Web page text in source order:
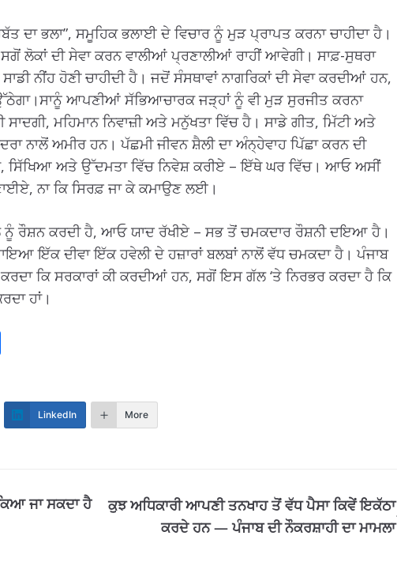
ਦਾ ਭਲਾ”, ਸਮੂਹਿਕ ਭਲਾਈ ਦੇ ਵਿਚਾਰ ਨੂੰ ਮੁੜ ਪ੍ਰਾਪਤ ਕਰਨਾ ਚਾਹੀਦਾ ਹੈ।
ਲੋਕਾਂ ਦੀ ਸੇਵਾ ਕਰਨ ਵਾਲੀਆਂ ਪ੍ਰਣਾਲੀਆਂ ਰਾਹੀਂ ਆਵੇਗੀ। ਸਾਫ਼-ਸੁਥਰਾ
ਨੀਂਹ ਹੋਣੀ ਚਾਹੀਦੀ ਹੈ। ਜਦੋਂ ਸੰਸਥਾਵਾਂ ਨਾਗਰਿਕਾਂ ਦੀ ਸੇਵਾ ਕਰਦੀਆਂ ਹਨ,
ਉੱਠੇਗਾ।ਸਾਨੂੰ ਆਪਣੀਆਂ ਸੱਭਿਆਚਾਰਕ ਜੜ੍ਹਾਂ ਨੂੰ ਵੀ ਮੁੜ ਸੁਰਜੀਤ ਕਰਨਾ
ਸਾਦਗੀ, ਮਹਿਮਾਨ ਨਿਵਾਜ਼ੀ ਅਤੇ ਮਨੁੱਖਤਾ ਵਿੱਚ ਹੈ। ਸਾਡੇ ਗੀਤ, ਮਿੱਟੀ ਅਤੇ
ਨਾਲੋਂ ਅਮੀਰ ਹਨ। ਪੱਛਮੀ ਜੀਵਨ ਸ਼ੈਲੀ ਦਾ ਅੰਨ੍ਹੇਵਾਹ ਪਿੱਛਾ ਕਰਨ ਦੀ
ਸਿੱਖਿਆ ਅਤੇ ਉੱਦਮਤਾ ਵਿੱਚ ਨਿਵੇਸ਼ ਕਰੀਏ – ਇੱਥੇ ਘਰ ਵਿੱਚ। ਆਓ ਅਸੀਂ
ਨਾ ਕਿ ਸਿਰਫ਼ ਜਾ ਕੇ ਕਮਾਉਣ ਲਈ।
ਰੌਸ਼ਨ ਕਰਦੀ ਹੈ, ਆਓ ਯਾਦ ਰੱਖੀਏ – ਸਭ ਤੋਂ ਚਮਕਦਾਰ ਰੌਸ਼ਨੀ ਦਇਆ ਹੈ।
ਇੱਕ ਦੀਵਾ ਇੱਕ ਹਵੇਲੀ ਦੇ ਹਜ਼ਾਰਾਂ ਬਲਬਾਂ ਨਾਲੋਂ ਵੱਧ ਚਮਕਦਾ ਹੈ। ਪੰਜਾਬ
ਕਿ ਸਰਕਾਰਾਂ ਕੀ ਕਰਦੀਆਂ ਹਨ, ਸਗੋਂ ਇਸ ਗੱਲ ‘ਤੇ ਨਿਰਭਰ ਕਰਦਾ ਹੈ ਕਿ
ਹਾਂ।
ar
e LinkedIn More
ਜਾ ਸਕਦਾ ਹੈ
ਕੁਝ ਅਧਿਕਾਰੀ ਆਪਣੀ ਤਨਖਾਹ ਤੋਂ ਵੱਧ ਪੈਸਾ ਕਿਵੇਂ ਇਕੱਠਾ
ਕਰਦੇ ਹਨ — ਪੰਜਾਬ ਦੀ ਨੌਕਰਸ਼ਾਹੀ ਦਾ ਮਾਮਲਾ